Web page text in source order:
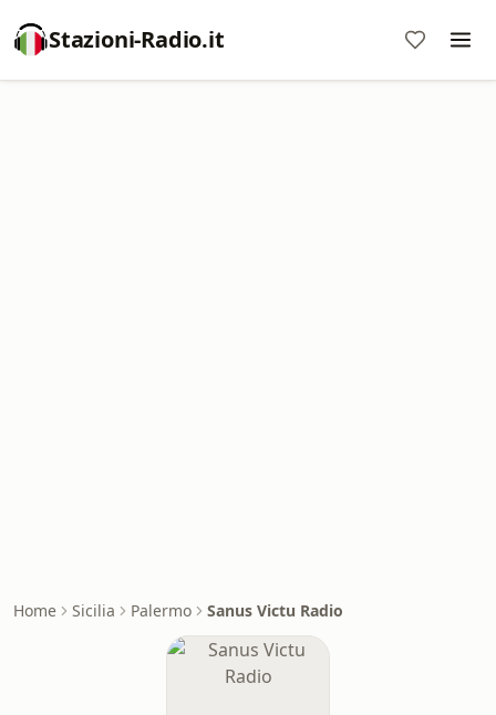
Stazioni-Radio.it
Home Sicilia Palermo Sanus Victu Radio